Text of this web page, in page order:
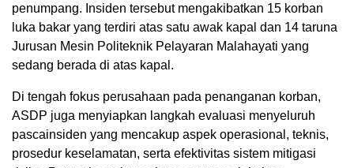
penumpang. Insiden tersebut mengakibatkan 15 korban
luka bakar yang terdiri atas satu awak kapal dan 14 taruna
Jurusan Mesin Politeknik Pelayaran Malahayati yang
sedang berada di atas kapal.
Di tengah fokus perusahaan pada penanganan korban,
ASDP juga menyiapkan langkah evaluasi menyeluruh
pascainsiden yang mencakup aspek operasional, teknis,
prosedur keselamatan, serta efektivitas sistem mitigasi